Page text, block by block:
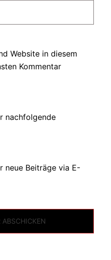
Website in diesem
Kommentar
nachfolgende
neue Beiträge via E-